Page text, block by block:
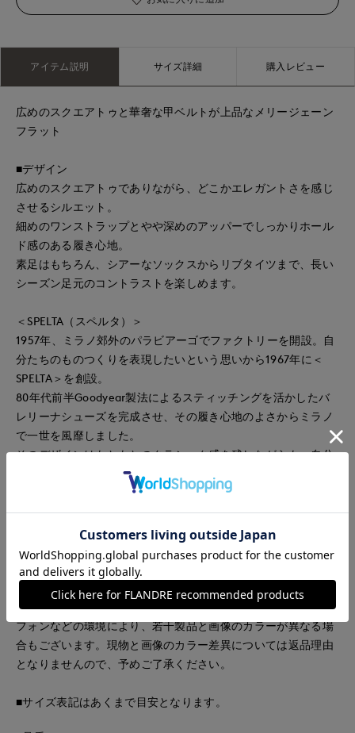
アイテム説明 サイズ詳細 購入レビュー
広めのスクエアトゥと華奢な甲ベルトが上品なメリージェーン
フラット
■デザイン
広めのスクエアトゥでありながら、どこかエレガントさを感じ
させるシルエット。
細めのワンストラップとやや深めのアッパーでしっかりホール
ド感のある履き心地。
素足はもちろん、シアーなソックスからリブタイツまで、長い
シーズン足元のコントラストを楽しめます。
＜SPELTA（スペルタ）＞
1957年、ミラノ郊外のパラビアーゴでファクトリーを開設。自
分たちのものつくりを表現したいという思いから1967年に＜
SPELTA＞を創設。
80年代前半Goodyear製法によるスティッチングを活かしたバ
レリーナシューズを完成させ、その履き心地のよさからミラノ
で一世を風靡しました。
そのデザインはもともとのクラシック感を残しながらも、自分
たちが表現したい独自性を兼ねるデザイン。
近年では“BALLERINA IN CITTA”と呼ばれるミラノのイタリア
人バレリーナダンサーたちのバレエシューズとしても愛用され
■カラーについては、可能な限り実際の商品に近いカラーで撮
影をおこなっておりますが、照明の関係により実際の製品とは
色味が違って見える場合があります。またパソコン・スマート
フォンなどの環境により、若干製品と画像のカラーが異なる場
合もございます。現物と画像のカラー差異については返品理由
となりませんので、予めご了承ください。
■サイズ表記はあくまで目安となります。